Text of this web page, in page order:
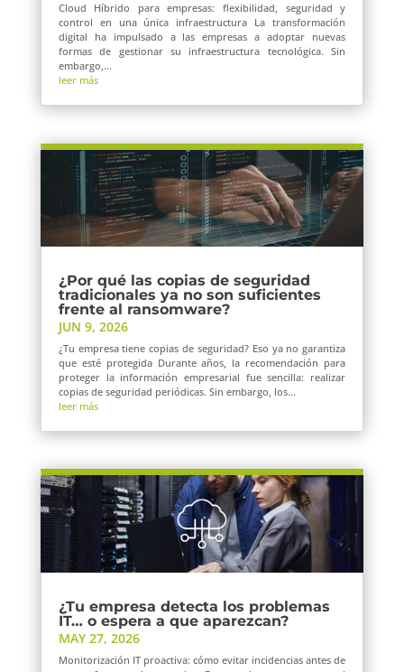
Cloud Híbrido para empresas: flexibilidad, seguridad y
control en una única infraestructura La transformación
digital ha impulsado a las empresas a adoptar nuevas
formas de gestionar su infraestructura tecnológica. Sin
embargo,...
leer más
¿Por qué las copias de seguridad
tradicionales ya no son suficientes
frente al ransomware?
JUN 9, 2026
¿Tu empresa tiene copias de seguridad? Eso ya no garantiza
que esté protegida Durante años, la recomendación para
proteger la información empresarial fue sencilla: realizar
copias de seguridad periódicas. Sin embargo, los...
leer más
¿Tu empresa detecta los problemas
IT… o espera a que aparezcan?
MAY 27, 2026
Monitorización IT proactiva: cómo evitar incidencias antes de